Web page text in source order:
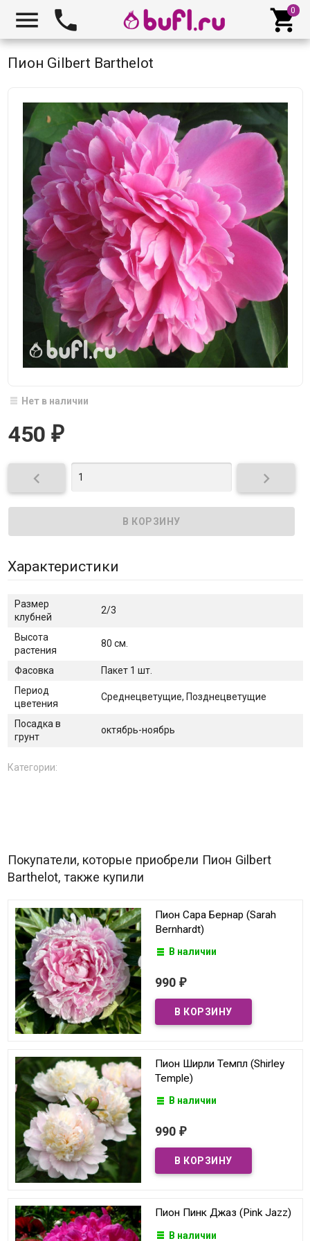
  
Пион Gilbert Barthelot
Нет в наличии
450 ₽
 
Характеристики
Размер
клубней
2/3
Высота
растения
80 см.
Фасовка
Пакет 1 шт.
Период
цветения
Среднецветущие, Позднецветущие
Посадка в
грунт
октябрь-ноябрь
Категории:
Покупатели, которые приобрели Пион Gilbert
Barthelot, также купили
Пион Сара Бернар (Sarah
Bernhardt)
В наличии
990 ₽
Пион Ширли Темпл (Shirley
Temple)
В наличии
990 ₽
Пион Пинк Джаз (Pink Jazz)
В наличии